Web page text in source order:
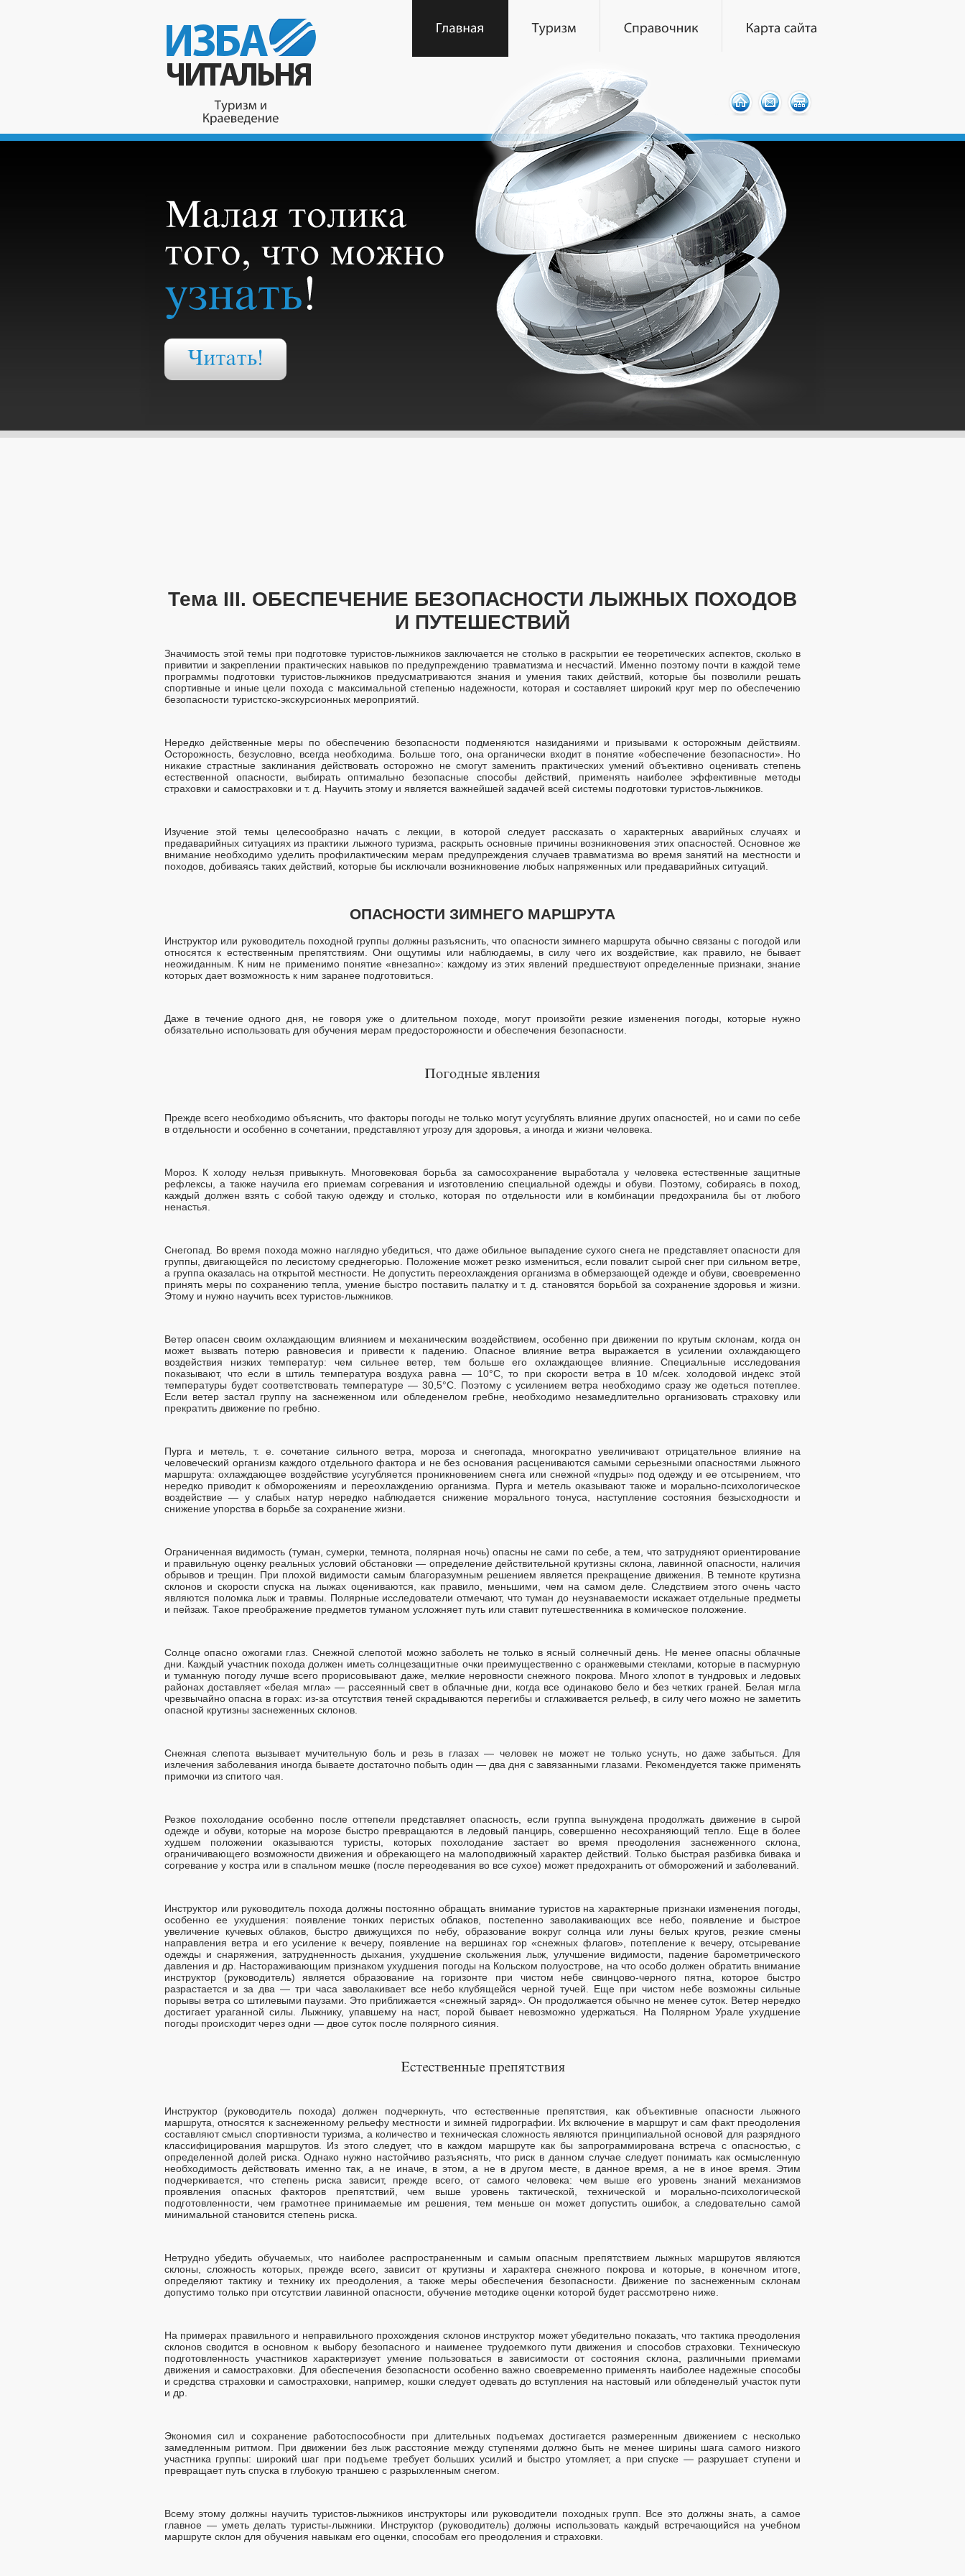
Тема III. ОБЕСПЕЧЕНИЕ БЕЗОПАСНОСТИ ЛЫЖНЫХ ПОХОДОВ
И ПУТЕШЕСТВИЙ
Значимость этой темы при подготовке туристов-лыжников заключается не столько в раскрытии ее теоретических аспектов, сколько в
привитии и закреплении практических навыков по предупреждению травматизма и несчастий. Именно поэтому почти в каждой теме
программы подготовки туристов-лыжников предусматриваются знания и умения таких действий, которые бы позволили решать
спортивные и иные цели похода с максимальной степенью надежности, которая и составляет широкий круг мер по обеспечению
безопасности туристско-экскурсионных мероприятий.
Нередко действенные меры по обеспечению безопасности подменяются назиданиями и призывами к осторожным действиям.
Осторожность, безусловно, всегда необходима. Больше того, она органически входит в понятие «обеспечение безопасности». Но
никакие страстные заклинания действовать осторожно не смогут заменить практических умений объективно оценивать степень
естественной опасности, выбирать оптимально безопасные способы действий, применять наиболее эффективные методы
страховки и самостраховки и т. д. Научить этому и является важнейшей задачей всей системы подготовки туристов-лыжников.
Изучение этой темы целесообразно начать с лекции, в которой следует рассказать о характерных аварийных случаях и
предаварийных ситуациях из практики лыжного туризма, раскрыть основные причины возникновения этих опасностей. Основное же
внимание необходимо уделить профилактическим мерам предупреждения случаев травматизма во время занятий на местности и
походов, добиваясь таких действий, которые бы исключали возникновение любых напряженных или предаварийных ситуаций.
ОПАСНОСТИ ЗИМНЕГО МАРШРУТА
Инструктор или руководитель походной группы должны разъяснить, что опасности зимнего маршрута обычно связаны с погодой или
относятся к естественным препятствиям. Они ощутимы или наблюдаемы, в силу чего их воздействие, как правило, не бывает
неожиданным. К ним не применимо понятие «внезапно»: каждому из этих явлений предшествуют определенные признаки, знание
которых дает возможность к ним заранее подготовиться.
Даже в течение одного дня, не говоря уже о длительном походе, могут произойти резкие изменения погоды, которые нужно
обязательно использовать для обучения мерам предосторожности и обеспечения безопасности.
Прежде всего необходимо объяснить, что факторы погоды не только могут усугублять влияние других опасностей, но и сами по себе
в отдельности и особенно в сочетании, представляют угрозу для здоровья, а иногда и жизни человека.
Мороз. К холоду нельзя привыкнуть. Многовековая борьба за самосохранение выработала у человека естественные защитные
рефлексы, а также научила его приемам согревания и изготовлению специальной одежды и обуви. Поэтому, собираясь в поход,
каждый должен взять с собой такую одежду и столько, которая по отдельности или в комбинации предохранила бы от любого
ненастья.
Снегопад. Во время похода можно наглядно убедиться, что даже обильное выпадение сухого снега не представляет опасности для
группы, двигающейся по лесистому среднегорью. Положение может резко измениться, если повалит сырой снег при сильном ветре,
а группа оказалась на открытой местности. Не допустить переохлаждения организма в обмерзающей одежде и обуви, своевременно
принять меры по сохранению тепла, умение быстро поставить палатку и т. д. становятся борьбой за сохранение здоровья и жизни.
Этому и нужно научить всех туристов-лыжников.
Ветер опасен своим охлаждающим влиянием и механическим воздействием, особенно при движении по крутым склонам, когда он
может вызвать потерю равновесия и привести к падению. Опасное влияние ветра выражается в усилении охлаждающего
воздействия низких температур: чем сильнее ветер, тем больше его охлаждающее влияние. Специальные исследования
показывают, что если в штиль температура воздуха равна — 10°С, то при скорости ветра в 10 м/сек. холодовой индекс этой
температуры будет соответствовать температуре — 30,5°С. Поэтому с усилением ветра необходимо сразу же одеться потеплее.
Если ветер застал группу на заснеженном или обледенелом гребне, необходимо незамедлительно организовать страховку или
прекратить движение по гребню.
Пурга и метель, т. е. сочетание сильного ветра, мороза и снегопада, многократно увеличивают отрицательное влияние на
человеческий организм каждого отдельного фактора и не без основания расцениваются самыми серьезными опасностями лыжного
маршрута: охлаждающее воздействие усугубляется проникновением снега или снежной «пудры» под одежду и ее отсырением, что
нередко приводит к обморожениям и переохлаждению организма. Пурга и метель оказывают также и морально-психологическое
воздействие — у слабых натур нередко наблюдается снижение морального тонуса, наступление состояния безысходности и
снижение упорства в борьбе за сохранение жизни.
Ограниченная видимость (туман, сумерки, темнота, полярная ночь) опасны не сами по себе, а тем, что затрудняют ориентирование
и правильную оценку реальных условий обстановки — определение действительной крутизны склона, лавинной опасности, наличия
обрывов и трещин. При плохой видимости самым благоразумным решением является прекращение движения. В темноте крутизна
склонов и скорости спуска на лыжах оцениваются, как правило, меньшими, чем на самом деле. Следствием этого очень часто
являются поломка лыж и травмы. Полярные исследователи отмечают, что туман до неузнаваемости искажает отдельные предметы
и пейзаж. Такое преображение предметов туманом усложняет путь или ставит путешественника в комическое положение.
Солнце опасно ожогами глаз. Снежной слепотой можно заболеть не только в ясный солнечный день. Не менее опасны облачные
дни. Каждый участник похода должен иметь солнцезащитные очки преимущественно с оранжевыми стеклами, которые в пасмурную
и туманную погоду лучше всего прорисовывают даже, мелкие неровности снежного покрова. Много хлопот в тундровых и ледовых
районах доставляет «белая мгла» — рассеянный свет в облачные дни, когда все одинаково бело и без четких граней. Белая мгла
чрезвычайно опасна в горах: из-за отсутствия теней скрадываются перегибы и сглаживается рельеф, в силу чего можно не заметить
опасной крутизны заснеженных склонов.
Снежная слепота вызывает мучительную боль и резь в глазах — человек не может не только уснуть, но даже забыться. Для
излечения заболевания иногда бываете достаточно побыть один — два дня с завязанными глазами. Рекомендуется также применять
примочки из спитого чая.
Резкое похолодание особенно после оттепели представляет опасность, если группа вынуждена продолжать движение в сырой
одежде и обуви, которые на морозе быстро превращаются в ледовый панцирь, совершенно несохраняющий тепло. Еще в более
худшем положении оказываются туристы, которых похолодание застает во время преодоления заснеженного склона,
ограничивающего возможности движения и обрекающего на малоподвижный характер действий. Только быстрая разбивка бивака и
согревание у костра или в спальном мешке (после переодевания во все сухое) может предохранить от обморожений и заболеваний.
Инструктор или руководитель похода должны постоянно обращать внимание туристов на характерные признаки изменения погоды,
особенно ее ухудшения: появление тонких перистых облаков, постепенно заволакивающих все небо, появление и быстрое
увеличение кучевых облаков, быстро движущихся по небу, образование вокруг солнца или луны белых кругов, резкие смены
направления ветра и его усиление к вечеру, появление на вершинах гор «снежных флагов», потепление к вечеру, отсыревание
одежды и снаряжения, затрудненность дыхания, ухудшение скольжения лыж, улучшение видимости, падение барометрического
давления и др. Настораживающим признаком ухудшения погоды на Кольском полуострове, на что особо должен обратить внимание
инструктор (руководитель) является образование на горизонте при чистом небе свинцово-черного пятна, которое быстро
разрастается и за два — три часа заволакивает все небо клубящейся черной тучей. Еще при чистом небе возможны сильные
порывы ветра со штилевыми паузами. Это приближается «снежный заряд». Он продолжается обычно не менее суток. Ветер нередко
достигает ураганной силы. Лыжнику, упавшему на наст, порой бывает невозможно удержаться. На Полярном Урале ухудшение
погоды происходит через одни — двое суток после полярного сияния.
Инструктор (руководитель похода) должен подчеркнуть, что естественные препятствия, как объективные опасности лыжного
маршрута, относятся к заснеженному рельефу местности и зимней гидрографии. Их включение в маршрут и сам факт преодоления
составляют смысл спортивности туризма, а количество и техническая сложность являются принципиальной основой для разрядного
классифицирования маршрутов. Из этого следует, что в каждом маршруте как бы запрограммирована встреча с опасностью, с
определенной долей риска. Однако нужно настойчиво разъяснять, что риск в данном случае следует понимать как осмысленную
необходимость действовать именно так, а не иначе, в этом, а не в другом месте, в данное время, а не в иное время. Этим
подчеркивается, что степень риска зависит, прежде всего, от самого человека: чем выше его уровень знаний механизмов
проявления опасных факторов препятствий, чем выше уровень тактической, технической и морально-психологической
подготовленности, чем грамотнее принимаемые им решения, тем меньше он может допустить ошибок, а следовательно самой
минимальной становится степень риска.
Нетрудно убедить обучаемых, что наиболее распространенным и самым опасным препятствием лыжных маршрутов являются
склоны, сложность которых, прежде всего, зависит от крутизны и характера снежного покрова и которые, в конечном итоге,
определяют тактику и технику их преодоления, а также меры обеспечения безопасности. Движение по заснеженным склонам
допустимо только при отсутствии лавинной опасности, обучение методике оценки которой будет рассмотрено ниже.
На примерах правильного и неправильного прохождения склонов инструктор может убедительно показать, что тактика преодоления
склонов сводится в основном к выбору безопасного и наименее трудоемкого пути движения и способов страховки. Техническую
подготовленность участников характеризует умение пользоваться в зависимости от состояния склона, различными приемами
движения и самостраховки. Для обеспечения безопасности особенно важно своевременно применять наиболее надежные способы
и средства страховки и самостраховки, например, кошки следует одевать до вступления на настовый или обледенелый участок пути
и др.
Экономия сил и сохранение работоспособности при длительных подъемах достигается размеренным движением с несколько
замедленным ритмом. При движении без лыж расстояние между ступенями должно быть не менее ширины шага самого низкого
участника группы: широкий шаг при подъеме требует больших усилий и быстро утомляет, а при спуске — разрушает ступени и
превращает путь спуска в глубокую траншею с разрыхленным снегом.
Всему этому должны научить туристов-лыжников инструкторы или руководители походных групп. Все это должны знать, а самое
главное — уметь делать туристы-лыжники. Инструктор (руководитель) должны использовать каждый встречающийся на учебном
маршруте склон для обучения навыкам его оценки, способам его преодоления и страховки.